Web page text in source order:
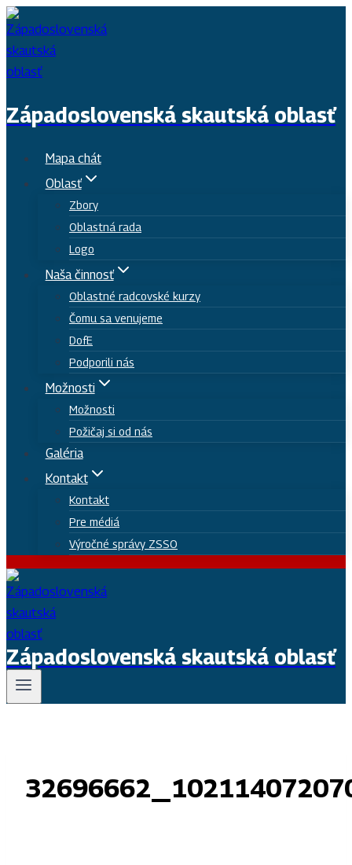
Skip
to
content
Západoslovenská skautská oblasť
Mapa chát
Oblasť
Zbory
Oblastná rada
Logo
Naša činnosť
Oblastné radcovské kurzy
Čomu sa venujeme
DofE
Podporili nás
Možnosti
Možnosti
Požičaj si od nás
Galéria
Kontakt
Kontakt
Pre médiá
Výročné správy ZSSO
Západoslovenská skautská oblasť